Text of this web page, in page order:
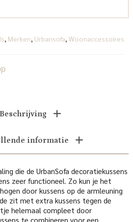
Merken Urbansofa Woonaccessoires
Beschrijving
informatie
die de UrbanSofa decoratiekussens
zeer functioneel. Zo kun je het
door kussens op de armleuning
zit met extra kussens tegen de
helemaal compleet door
te combineren voor een